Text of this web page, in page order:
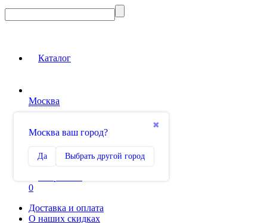
Каталог
Москва
✖
Москва ваш город?
Да Выбрать другой город
Сравнение
0
Доставка и оплата
О наших скидках